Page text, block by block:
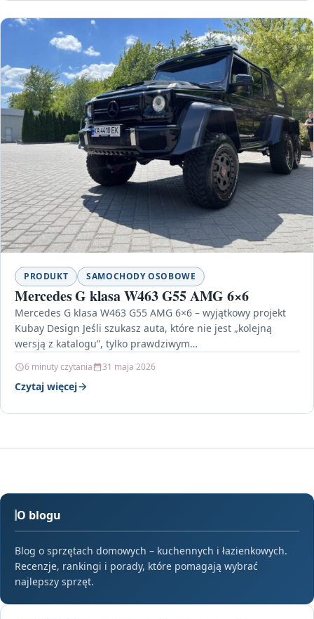
PRODUKT SAMOCHODY OSOBOWE
Mercedes G klasa W463 G55 AMG 6×6
Mercedes G klasa W463 G55 AMG 6×6 – wyjątkowy projekt
Kubay Design Jeśli szukasz auta, które nie jest „kolejną
wersją z katalogu”, tylko prawdziwym…
6 minuty czytania 31 maja 2026
Czytaj więcej
O blogu
Blog o sprzętach domowych – kuchennych i łazienkowych.
Recenzje, rankingi i porady, które pomagają wybrać
najlepszy sprzęt.